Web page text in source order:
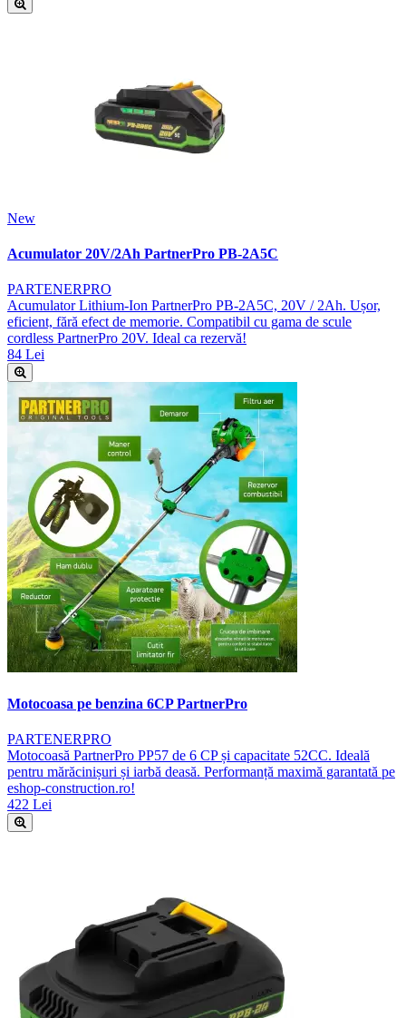
New
Acumulator 20V/2Ah PartnerPro PB-2A5C
PARTENERPRO
Acumulator Lithium-Ion PartnerPro PB-2A5C, 20V / 2Ah. Ușor,
eficient, fără efect de memorie. Compatibil cu gama de scule
cordless PartnerPro 20V. Ideal ca rezervă!
84 Lei
Motocoasa pe benzina 6CP PartnerPro
PARTENERPRO
Motocoasă PartnerPro PP57 de 6 CP și capacitate 52CC. Ideală
pentru mărăcinișuri și iarbă deasă. Performanță maximă garantată pe
eshop-construction.ro!
422 Lei